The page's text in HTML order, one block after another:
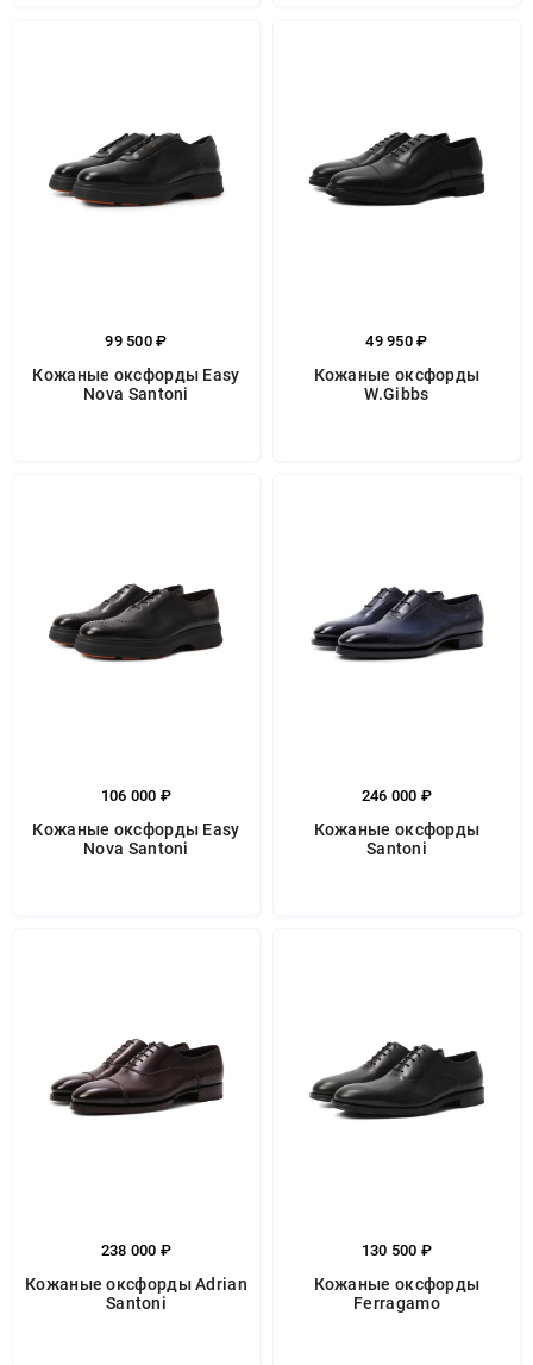
99 500 ₽
Кожаные оксфорды Easy
Nova Santoni
49 950 ₽
Кожаные оксфорды
W.Gibbs
106 000 ₽
Кожаные оксфорды Easy
Nova Santoni
246 000 ₽
Кожаные оксфорды
Santoni
238 000 ₽
Кожаные оксфорды Adrian
Santoni
130 500 ₽
Кожаные оксфорды
Ferragamo